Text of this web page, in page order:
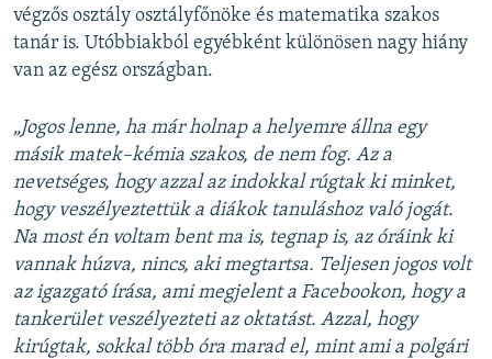
végzős osztály osztályfőnöke és matematika szakos
tanár is. Utóbbiakból egyébként különösen nagy hiány
van az egész országban.
„Jogos lenne, ha már holnap a helyemre állna egy
másik matek–kémia szakos, de nem fog. Az a
nevetséges, hogy azzal az indokkal rúgtak ki minket,
hogy veszélyeztettük a diákok tanuláshoz való jogát.
Na most én voltam bent ma is, tegnap is, az óráink ki
vannak húzva, nincs, aki megtartsa. Teljesen jogos volt
az igazgató írása, ami megjelent a Facebookon, hogy a
tankerület veszélyezteti az oktatást. Azzal, hogy
kirúgtak, sokkal több óra marad el, mint ami a polgári